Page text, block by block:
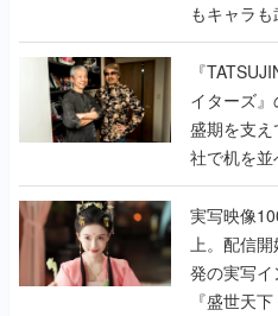
もキャラ
で作り込
く
『
イターズ
盛期を支
社で机を
『
んだレジ
実写映像
上。配信
発の実写
『盛世天